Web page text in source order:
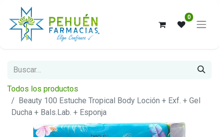
0
Todos los productos
Beauty 100 Estuche Tropical Body Loción + Exf. + Gel
Ducha + Bals.Lab. + Esponja